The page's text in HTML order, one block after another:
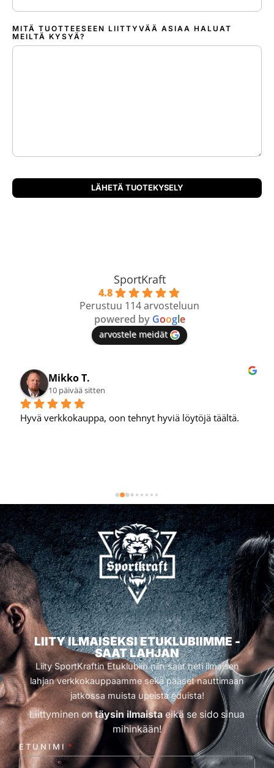
MITÄ TUOTTEESEEN LIITTYVÄÄ ASIAA HALUAT
MEILTÄ KYSYÄ?
SportKraft
4.8
Perustuu 114 arvosteluun
powered by Google
arvostele meidät
Mikko T.
10 päivää sitten
Hyvä verkkokauppa, oon tehnyt hyviä löytöjä täältä.
LIITY ILMAISEKSI ETUKLUBIIMME -
SAAT LAHJAN
Liity SportKraftin Etuklubiin niin saat heti ilmaisen
lahjan verkkokauppaamme sekä pääset nauttimaan
jatkossa muista upeista eduista!
Liittyminen ontäysin ilmaistaeikä se sido sinua
mihinkään!
ETUNIMI *